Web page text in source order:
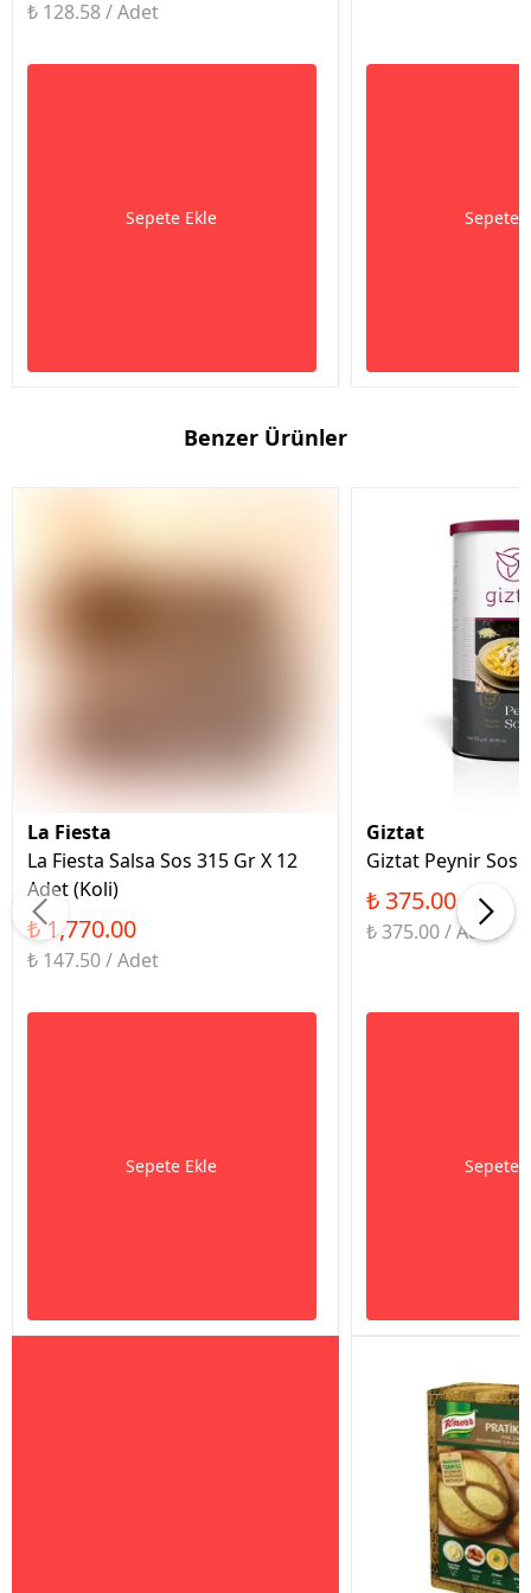
₺ 128.58 / Adet
Sepete Ekle Sepete
Benzer Ürünler
La Fiesta
La Fiesta Salsa Sos 315 Gr X 12
Adet (Koli)
₺ 1,770.00
₺ 147.50 / Adet
Sepete Ekle
Giztat
Giztat Peynir Sos
₺ 375.00
₺ 375.00 / Adet
Sepete